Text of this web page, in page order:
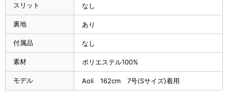
スリット なし
裏地 あり
付属品 なし
素材 ポリエステル100%
モデル Aoli 162cm 7号(Sサイズ)着用